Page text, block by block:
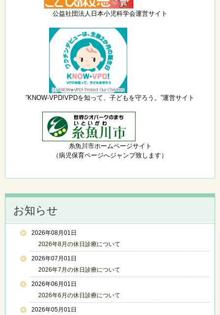
公益社団法人日本小児科学会運営サイト
”KNOW-VPD!VPDを知って、子どもを守ろう。”運営サイト
糸魚川市ホームページサイト
（病児保育ページへジャンプ致します）
お知らせ
2026年08月01日
2026年8月の休日診療について
2026年07月01日
2026年7月の休日診療について
2026年06月01日
2026年6月の休日診療について
2026年05月01日